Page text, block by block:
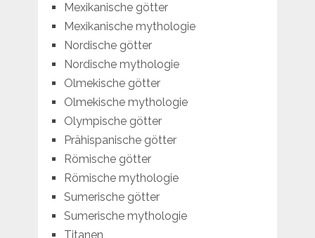
Mexikanische götter
Mexikanische mythologie
Nordische götter
Nordische mythologie
Olmekische götter
Olmekische mythologie
Olympische götter
Prähispanische götter
Römische götter
Römische mythologie
Sumerische götter
Sumerische mythologie
Titanen